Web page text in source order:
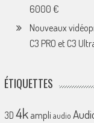
6000 €
Nouveaux
C3 PRO et C3
ÉTIQUETTES
3D 4k ampliaudio